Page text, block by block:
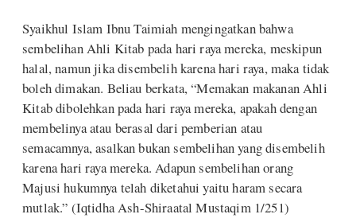
Syaikhul Islam Ibnu Taimiah mengingatkan bahwa
sembelihan Ahli Kitab pada hari raya mereka, meskipun
halal, namun jika disembelih karena hari raya, maka tidak
boleh dimakan. Beliau berkata, “Memakan makanan Ahli
Kitab dibolehkan pada hari raya mereka, apakah dengan
membelinya atau berasal dari pemberian atau
semacamnya, asalkan bukan sembelihan yang disembelih
karena hari raya mereka. Adapun sembelihan orang
Majusi hukumnya telah diketahui yaitu haram secara
mutlak.” (Iqtidha Ash-Shiraatal Mustaqim 1/251)